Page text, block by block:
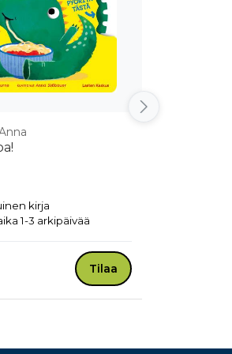
kirja
1-3 arkipäivää
Tilaa